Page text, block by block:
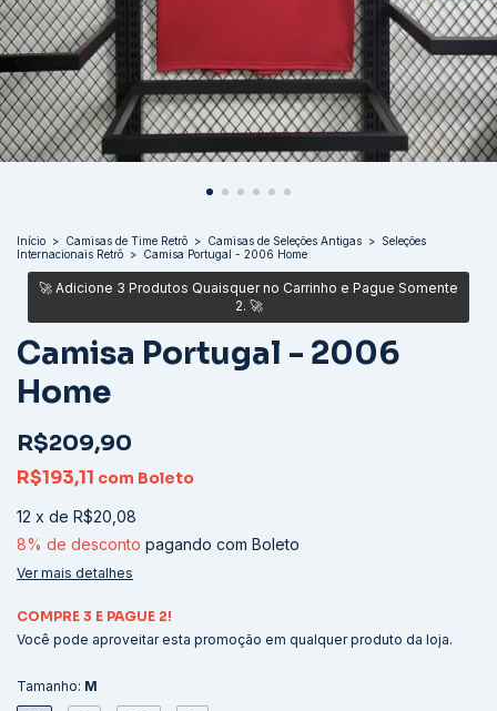
Início > Camisas de Time Retrô > Camisas de Seleções Antigas > Seleções
Internacionais Retrô > Camisa Portugal - 2006 Home
Camisa Portugal - 2006
Home
R$209,90
R$193,11 com Boleto
12 x de R$20,08
8% de desconto pagando com Boleto
Ver mais detalhes
COMPRE 3 E PAGUE 2!
Você pode aproveitar esta promoção em qualquer produto da loja.
Tamanho: M